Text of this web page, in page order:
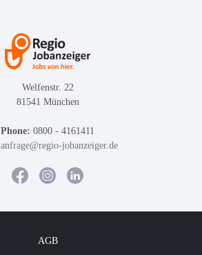
Welfenstr. 22
81541 München
Phone: 0800 - 4161411
anfrage@regio-jobanzeiger.de
AGB